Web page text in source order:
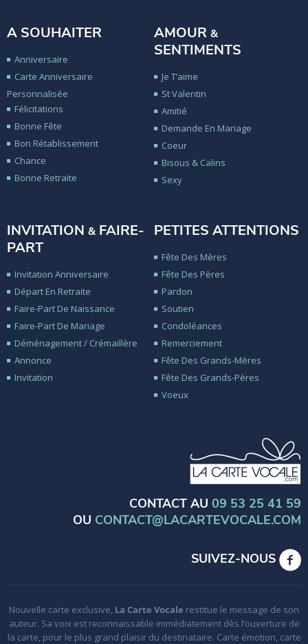
A SOUHAITER
Anniversaire
Carte Anniversaire
Personnalisée
Félicitations
Bonne Fête
Bon Rétablissement
Chance
Bonne Retraite
AMOUR &
SENTIMENTS
Je T’aime
St Valentin
Amitié
Demande En Mariage
Coeur
Bisous & Calins
Sexy
INVITATION &FAIRE-
PART
Invitation Anniversaire
Départ En Retraite
Faire-Part De Naissance
Faire-Part De Mariage
Déménagement / Crémaillère
Annonce
Invitation
PETITES ATTENTIONS
Fête Des Mères
Fête Des Pères
Pardon
Soutien
Condoléances
Remerciement
Fête Des Grands-Mères
Fête Des Grands-Pères
Voeux
CONTACT AU 09 53 25 41 59
OU CONTACT@LACARTEVOCALE.COM
SUIVEZ-NOUS
Nouvelle carte exclusive, La Carte Vocale restitue le message de son
auteur. Sa voix est reconnaissable immédiatement dès l’ouverture de
la carte, pour le plus grand plaisir du destinataire. Carte émotion, carte